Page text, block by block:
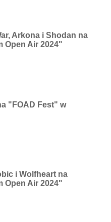
Arkona i Shodan na
Open Air 2024"
"FOAD Fest" w
i Wolfheart na
Open Air 2024"